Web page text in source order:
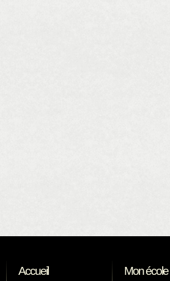
Accueil Mon école